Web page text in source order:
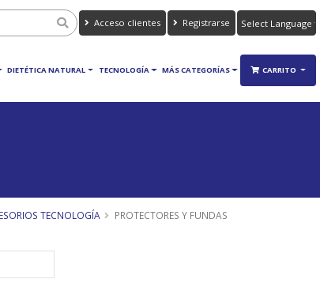
Acceso clientes Registrarse
Translate
DIETÉTICA NATURAL TECNOLOGÍA MÁS CATEGORÍAS CARRITO
TECNOLOGÍA PROTECTORES Y FUNDAS